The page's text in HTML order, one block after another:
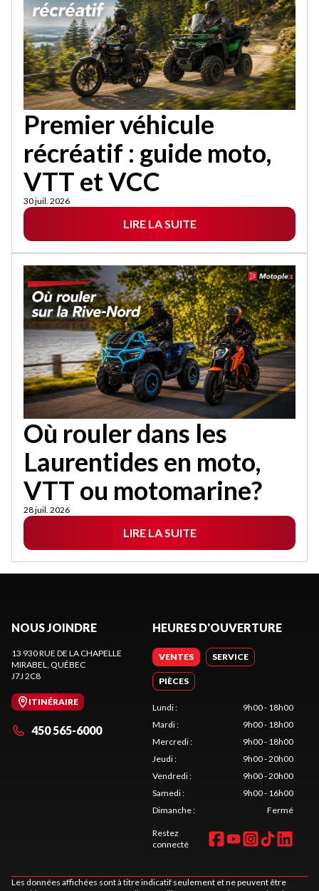
Premier véhicule
récréatif : guide moto,
VTT et VCC
30 juil. 2026
LIRE LA SUITE
Où rouler dans les
Laurentides en moto,
VTT ou motomarine?
28 juil. 2026
LIRE LA SUITE
NOUS JOINDRE
13 930 RUE DE LA CHAPELLE
MIRABEL
, QUÉBEC
J7J 2C8
ITINÉRAIRE
450 565-6000
HEURES D'OUVERTURE
VENTES SERVICE
PIÈCES
Lundi:
9h00 - 18h00
Mardi:
9h00 - 18h00
Mercredi:
9h00 - 18h00
Jeudi:
9h00 - 20h00
Vendredi:
9h00 - 20h00
Samedi:
9h00 - 16h00
Dimanche: Fermé
Restez
connecté
Les données affichées sont à titre indicatif seulement et ne peuvent être